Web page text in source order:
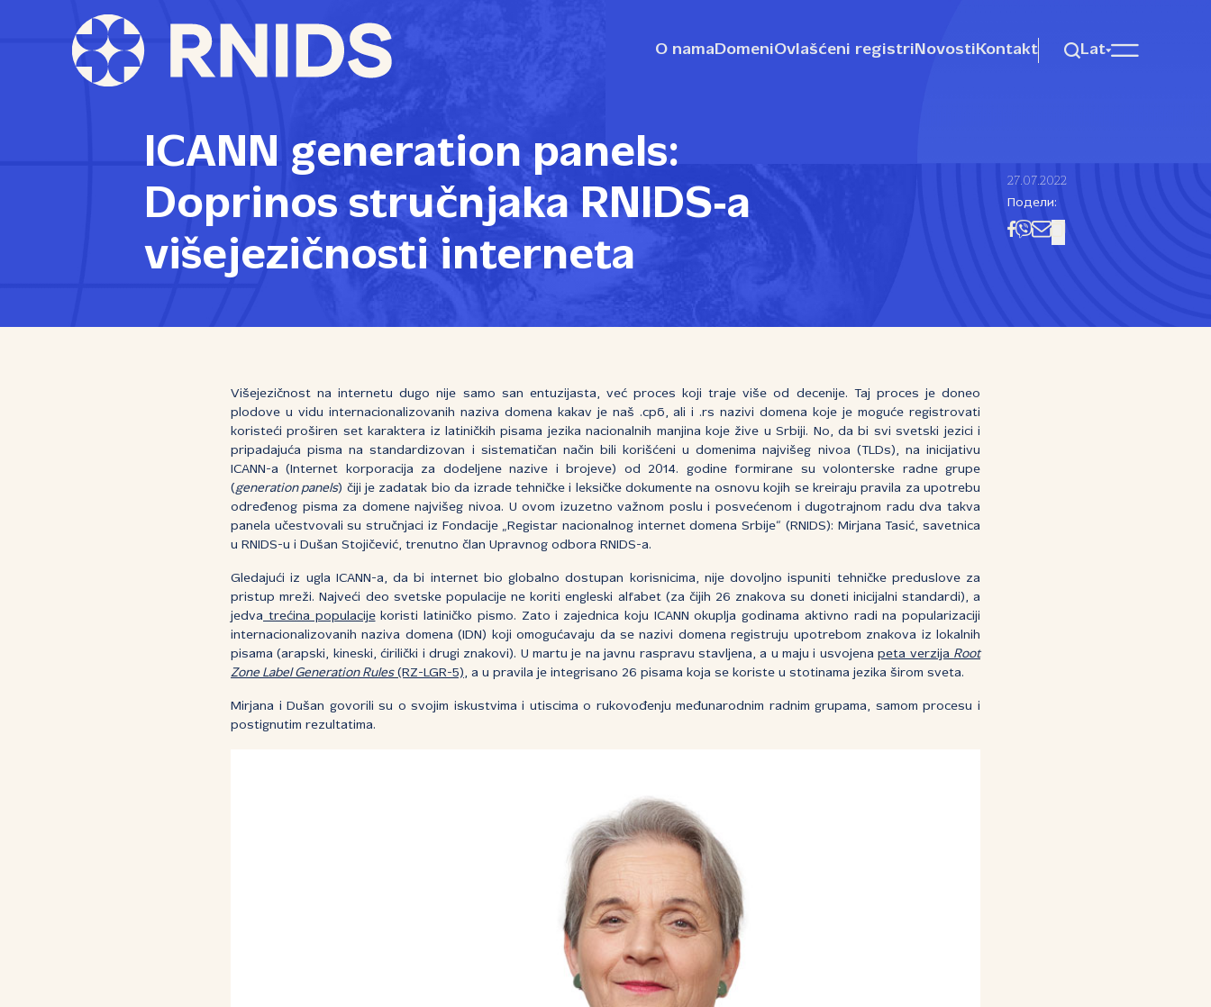
O nama DomeniOvlašćeni registri Novosti Kontakt Lat
ICANN generation panels:
Doprinos stručnjaka RNIDS‑a
višejezičnosti interneta
27.07.2022
Подели:
Višejezičnost na internetu dugo nije samo san entuzijasta, već proces koji traje više od decenije. Taj proces je doneo
plodove u vidu internacionalizovanih naziva domena kakav je naš .срб, ali i .rs nazivi domena koje je moguće registrovati
koristeći proširen set karaktera iz latiničkih pisama jezika nacionalnih manjina koje žive u Srbiji. No, da bi svi svetski jezici i
pripadajuća pisma na standardizovan i sistematičan način bili korišćeni u domenima najvišeg nivoa (TLDs), na inicijativu
ICANN-a (Internet korporacija za dodeljene nazive i brojeve) od 2014. godine formirane su volonterske radne grupe
(generation panels) čiji je zadatak bio da izrade tehničke i leksičke dokumente na osnovu kojih se kreiraju pravila za upotrebu
određenog pisma za domene najvišeg nivoa. U ovom izuzetno važnom poslu i posvećenom i dugotrajnom radu dva takva
panela učestvovali su stručnjaci iz Fondacije „Registar nacionalnog internet domena Srbije“ (RNIDS): Mirjana Tasić, savetnica
u RNIDS-u i Dušan Stojičević, trenutno član Upravnog odbora RNIDS-a.
Gledajući iz ugla ICANN-a, da bi internet bio globalno dostupan korisnicima, nije dovoljno ispuniti tehničke preduslove za
pristup mreži. Najveći deo svetske populacije ne koriti engleski alfabet (za čijih 26 znakova su doneti inicijalni standardi), a
jedva trećina populacijekoristi latiničko pismo. Zato i zajednica koju ICANN okuplja godinama aktivno radi na popularizaciji
internacionalizovanih naziva domena (IDN) koji omogućavaju da se nazivi domena registruju upotrebom znakova iz lokalnih
pisama (arapski, kineski, ćirilički i drugi znakovi). U martu je na javnu raspravu stavljena, a u maju i usvojenapeta verzija Root
Zone Label Generation Rules(RZ-LGR-5), a u pravila je integrisano 26 pisama koja se koriste u stotinama jezika širom sveta.
Mirjana i Dušan govorili su o svojim iskustvima i utiscima o rukovođenju međunarodnim radnim grupama, samom procesu i
postignutim rezultatima.